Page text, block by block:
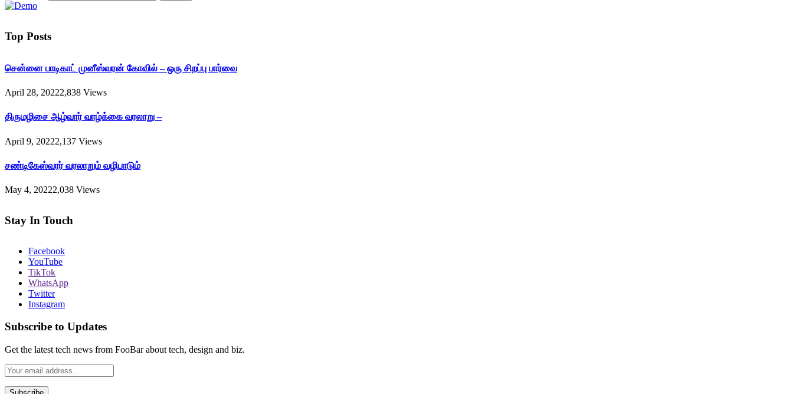
Top Posts
சென்னை பாடிகாட் முனீஸ்வரன் கோவில் – ஒரு சிறப்பு பார்வை
April 28, 20222,838 Views
திருமழிசை ஆழ்வார் வாழ்க்கை வரலாறு –
April 9, 20222,137 Views
சண்டிகேஸ்வரர் வரலாறும் வழிபாடும்
May 4, 20222,038 Views
Stay In Touch
Facebook
YouTube
TikTok
WhatsApp
Twitter
Instagram
Subscribe to Updates
Get the latest tech news from FooBar about tech, design and biz.